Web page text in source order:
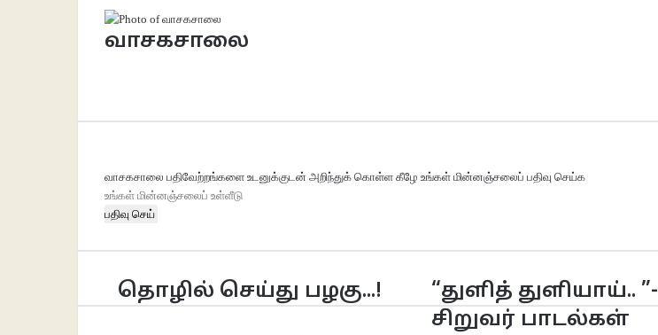
வாசகசாலை
வாசகசாலை பதிவேற்றங்களை உடனுக்குடன் அறிந்துக் கொள்ள கீழே உங்கள் மின்னஞ்சலைப் பதிவு செய்க
உங்கள்
மின்னஞ்சலைப்
செய்க
தொழில் செய்து பழகு...!
“துளித் துளியாய்.. ”-
சிறுவர் பாடல்கள்